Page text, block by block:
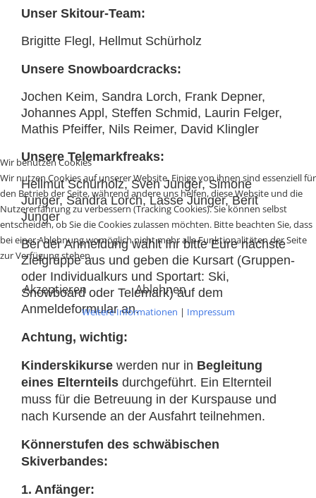
Unser Skitour-Team:
Brigitte Flegl, Hellmut Schürholz
Unsere Snowboardcracks:
Jochen Keim, Sandra Lorch, Frank Depner,
Johannes Appl, Steffen Schmid, Laurin Felger,
Mathis Pfeiffer, Nils Reimer, David Klingler
Unsere Telemarkfreaks:
Hellmut Schürholz, Sven Junger, Simone
Junger, Sandra Lorch, Lasse Junger, Berit
Junger
Bei der Anmeldung wählt Ihr bitte Eure nächste
Zielgruppe aus und geben die Kursart (Gruppen-
oder Individualkurs und Sportart: Ski,
Snowboard oder Telemark) auf dem
Anmeldeformular an.
Achtung, wichtig:
Kinderskikurse werden nur in Begleitung
eines Elternteils durchgeführt. Ein Elternteil
muss für die Betreuung in der Kurspause und
nach Kursende an der Ausfahrt teilnehmen.
Könnerstufen des schwäbischen
Skiverbandes:
1. Anfänger:
Wir benutzen Cookies
Wir nutzen Cookies auf unserer Website. Einige von ihnen sind essenziell für
den Betrieb der Seite, während andere uns helfen, diese Website und die
Nutzererfahrung zu verbessern (Tracking Cookies). Sie können selbst
entscheiden, ob Sie die Cookies zulassen möchten. Bitte beachten Sie, dass
bei einer Ablehnung womöglich nicht mehr alle Funktionalitäten der Seite
zur Verfügung stehen.
Akzeptieren Ablehnen
Weitere Informationen | Impressum